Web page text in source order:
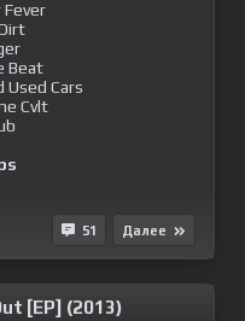
Fever
Beat
Used Cars
Cvlt
51 Далее
[EP] (2013)